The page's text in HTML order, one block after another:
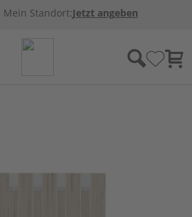
Mein Standort:Jetzt angeben